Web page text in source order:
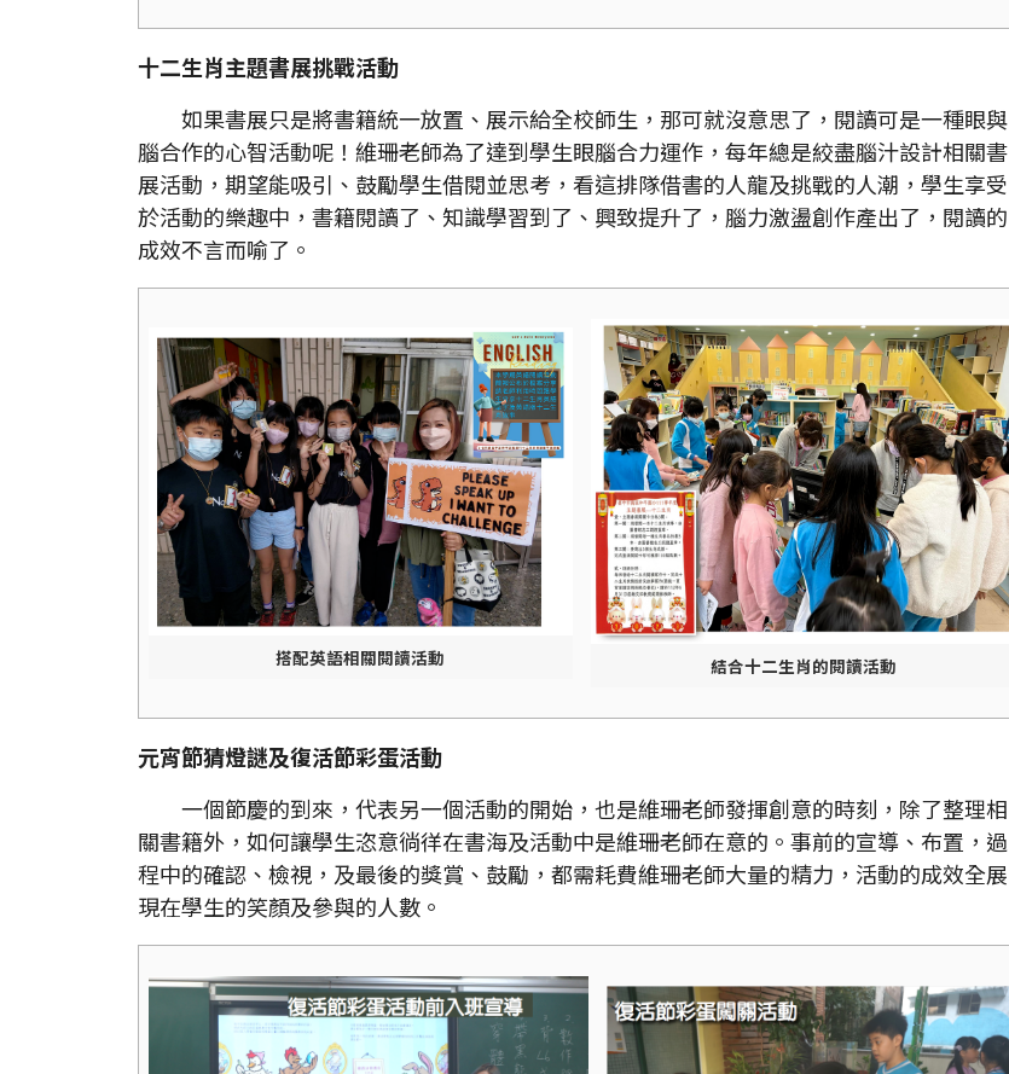
十二生肖主題書展挑戰活動
如果書展只是將書籍統一放置、展示給全校師生，那可就沒意思了，閱讀可是一種眼與
腦合作的心智活動呢！維珊老師為了達到學生眼腦合力運作，每年總是絞盡腦汁設計相關書
展活動，期望能吸引、鼓勵學生借閱並思考，看這排隊借書的人龍及挑戰的人潮，學生享受
於活動的樂趣中，書籍閱讀了、知識學習到了、興致提升了，腦力激盪創作產出了，閱讀的
成效不言而喻了。
搭配英語相關閱讀活動 結合十二生肖的閱讀活動
元宵節猜燈謎及復活節彩蛋活動
一個節慶的到來，代表另一個活動的開始，也是維珊老師發揮創意的時刻，除了整理相
關書籍外，如何讓學生恣意徜徉在書海及活動中是維珊老師在意的。事前的宣導、布置，過
程中的確認、檢視，及最後的獎賞、鼓勵，都需耗費維珊老師大量的精力，活動的成效全展
現在學生的笑顏及參與的人數。